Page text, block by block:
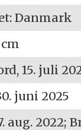
Danmark
15. juli
juni 2025
aug. 2022;